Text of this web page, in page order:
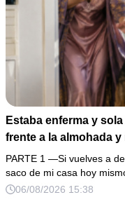
Estaba enferma y
frente a la almohada
esposo regresó un
amor, yo te cuidaré”.
grabadora bajo la
PARTE 1 —Si vuelves a
saco de mi casa hoy
06/08/2026 15:38